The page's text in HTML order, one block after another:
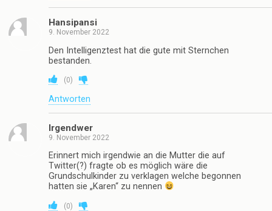
Hansipansi
9. November 2022
Den Intelligenztest hat die gute mit Sternchen
bestanden.
(0)
Antworten
Irgendwer
9. November 2022
Erinnert mich irgendwie an die Mutter die auf
Twitter(?) fragte ob es möglich wäre die
Grundschulkinder zu verklagen welche begonnen
hatten sie „Karen“ zu nennen
(0)